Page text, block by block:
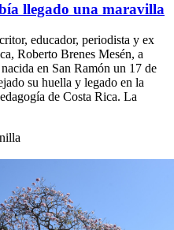
llegado una maravilla
educador, periodista y ex
Roberto Brenes Mesén, a
en San Ramón un 17 de
su huella y legado en la
de Costa Rica. La